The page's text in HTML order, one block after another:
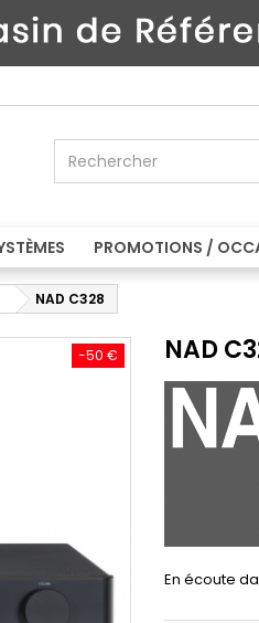
PROMOTIONS /
NAD C328
-50 € NAD
En écoute